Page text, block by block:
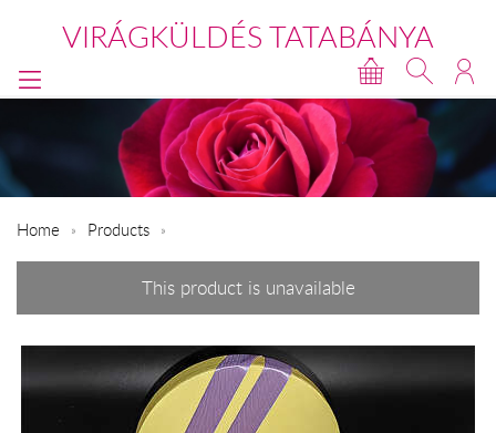
VIRÁGKÜLDÉS TATABÁNYA
Home Products
This product is unavailable